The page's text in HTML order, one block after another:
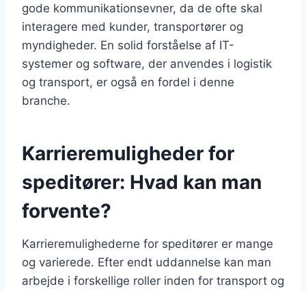
gode kommunikationsevner, da de ofte skal
interagere med kunder, transportører og
myndigheder. En solid forståelse af IT-
systemer og software, der anvendes i logistik
og transport, er også en fordel i denne
branche.
Karrieremuligheder for
speditører: Hvad kan man
forvente?
Karrieremulighederne for speditører er mange
og varierede. Efter endt uddannelse kan man
arbejde i forskellige roller inden for transport og